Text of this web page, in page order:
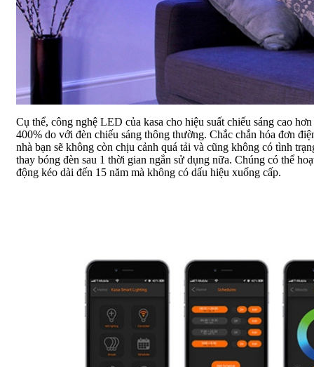
Cụ thể, công nghệ LED của kasa cho hiệu suất chiếu sáng cao hơn
400% do với đèn chiếu sáng thông thường. Chắc chắn hóa đơn
nhà bạn sẽ không còn chịu cảnh quá tải và cũng không có tình
thay bóng đèn sau 1 thời gian ngắn sử dụng nữa. Chúng có thể
động kéo dài đến 15 năm mà không có dấu hiệu xuống cấp.